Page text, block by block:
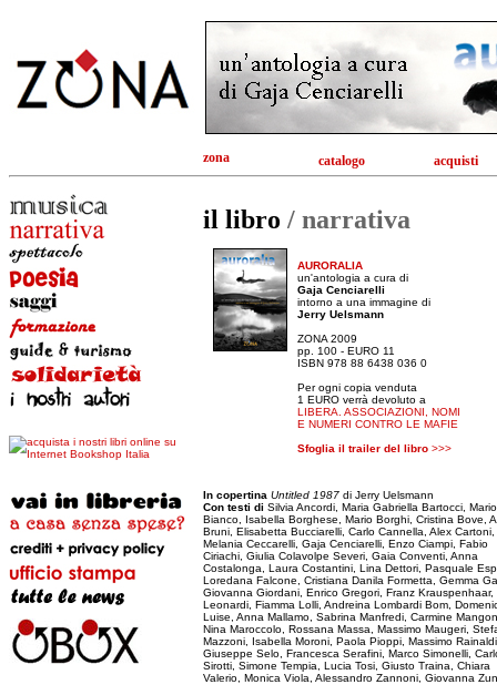
zona catalogo acquisti
il libro / narrativa
AURORALIA
un'antologia a cura di
Gaja Cenciarelli
intorno a una immagine di
Jerry Uelsmann
ZONA 2009
pp. 100 - EURO 11
ISBN 978 88 6438 036 0
Per ogni copia venduta
1 EURO verrà devoluto a
LIBERA. ASSOCIAZIONI, NOMI
E NUMERI CONTRO LE MAFIE
Sfoglia il trailer del libro >>>
In copertina Untitled 1987 di Jerry Uelsmann
Con testi di Silvia Ancordi, Maria Gabriella Bartocci, Mario
Bianco, Isabella Borghese, Mario Borghi, Cristina Bove,
Bruni, Elisabetta Bucciarelli, Carlo Cannella, Alex Cartoni,
Melania Ceccarelli, Gaja Cenciarelli, Enzo Ciampi, Fabio
Ciriachi, Giulia Colavolpe Severi, Gaia Conventi, Anna
Costalonga, Laura Costantini, Lina Dettori, Pasquale
Loredana Falcone, Cristiana Danila Formetta, Gemma
Giovanna Giordani, Enrico Gregori, Franz Krauspenhaar,
Leonardi, Fiamma Lolli, Andreina Lombardi Bom,
Luise, Anna Mallamo, Sabrina Manfredi, Carmine
Nina Maroccolo, Rossana Massa, Massimo Maugeri,
Mazzoni, Isabella Moroni, Paola Pioppi, Massimo
Giuseppe Selo, Francesca Serafini, Marco Simonelli,
Sirotti, Simone Tempia, Lucia Tosi, Giusto Traina, Chiara
Valerio, Monica Viola, Alessandro Zannoni, Giovanna